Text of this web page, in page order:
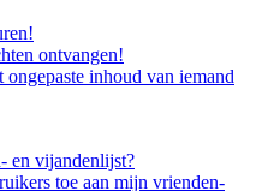
ontvangen!
inhoud van iemand
en vijandenlijst?
toe aan mijn vrienden-